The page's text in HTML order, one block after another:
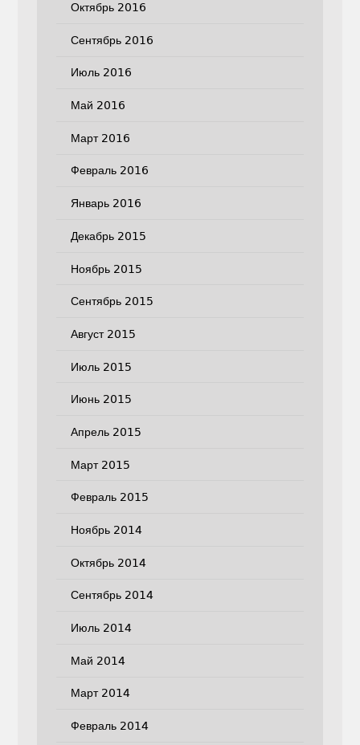
Октябрь 2016
Сентябрь 2016
Июль 2016
Май 2016
Март 2016
Февраль 2016
Январь 2016
Декабрь 2015
Ноябрь 2015
Сентябрь 2015
Август 2015
Июль 2015
Июнь 2015
Апрель 2015
Март 2015
Февраль 2015
Ноябрь 2014
Октябрь 2014
Сентябрь 2014
Июль 2014
Май 2014
Март 2014
Февраль 2014